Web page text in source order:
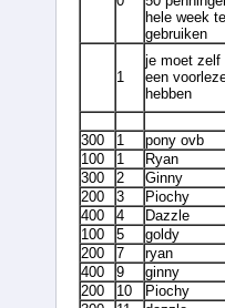
hele week te
gebruiken
1
je moet zelf
een
hebben
300 1
pony ovb
100
1
Ryan
300
2
Ginny
200
3
Piochy
400
4
Dazzle
100
5
goldy
200
7
ryan
400
9
ginny
200
10
Piochy